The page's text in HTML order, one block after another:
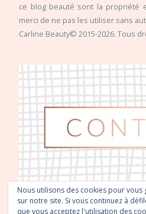
ce blog beauté sont la propriété
merci de ne pas les utiliser sans
Carline Beauty© 2015-2026. Tous
Nous utilisons des cookies pour
sur notre site. Si vous continuez à
que vous acceptez l'utilisation des